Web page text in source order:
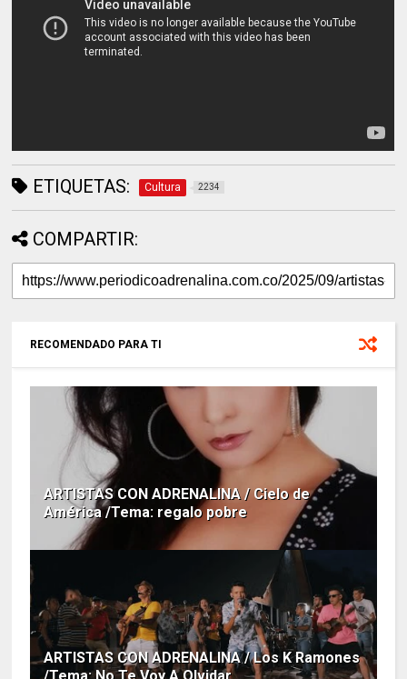
ETIQUETAS: Cultura 2234
COMPARTIR:
RECOMENDADO PARA TI
ARTISTAS CON ADRENALINA / Cielo de
América /Tema: regalo pobre
ARTISTAS CON ADRENALINA / Los K Ramones